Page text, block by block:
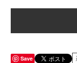
Save